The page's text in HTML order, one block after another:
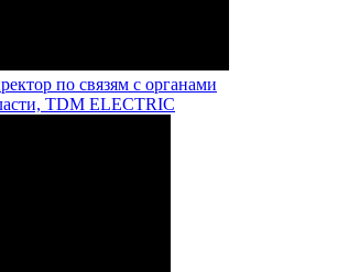
по связям с органами
TDM ELECTRIC